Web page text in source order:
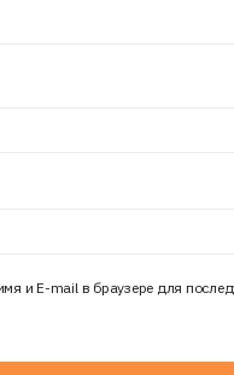
и E-mail в браузере для